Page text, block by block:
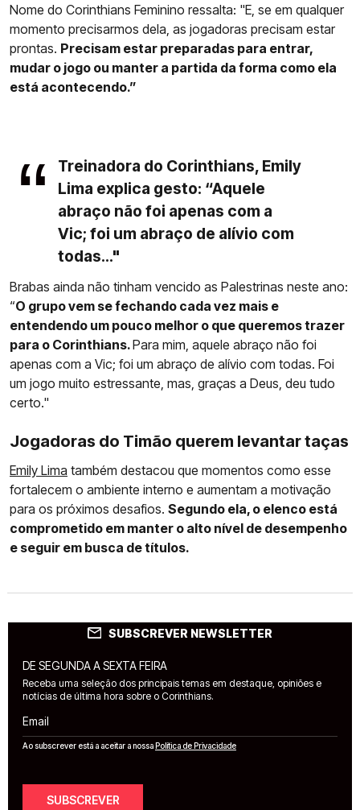
Nome do Corinthians Feminino ressalta: "E, se em qualquer
momento precisarmos dela, as jogadoras precisam estar
prontas. Precisam estar preparadas para entrar,
mudar o jogo ou manter a partida da forma como ela
está acontecendo.”
Treinadora do Corinthians, Emily
Lima explica gesto: “Aquele
abraço não foi apenas com a
Vic; foi um abraço de alívio com
todas..."
Brabas ainda não tinham vencido as Palestrinas neste ano:
“O grupo vem se fechando cada vez mais e
entendendo um pouco melhor o que queremos trazer
para o Corinthians.Para mim, aquele abraço não foi
apenas com a Vic; foi um abraço de alívio com todas. Foi
um jogo muito estressante, mas, graças a Deus, deu tudo
certo."
Jogadoras do Timão querem levantar taças
Emily Lima também destacou que momentos como esse
fortalecem o ambiente interno e aumentam a motivação
para os próximos desafios. Segundo ela, o elenco está
comprometido em manter o alto nível de desempenho
e seguir em busca de títulos.
SUBSCREVER NEWSLETTER
DE SEGUNDA A SEXTA FEIRA
Receba uma seleção dos principais temas em destaque, opiniões e
notícias de última hora sobre o Corinthians.
Email
Ao subscrever está a aceitar a nossaPolítica de Privacidade
SUBSCREVER